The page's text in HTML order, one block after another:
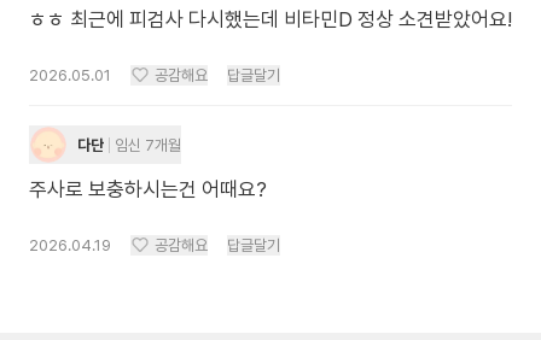
ㅎㅎ 최근에 피검사 다시했는데 비타민D 정상 소견받았어요!
2026.05.01 공감해요 답글달기
다단 임신 7개월
주사로 보충하시는건 어때요?
2026.04.19 공감해요 답글달기